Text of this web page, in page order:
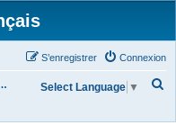
Connexion
S’enregistrer
d'AutoIt
Select Language ▼